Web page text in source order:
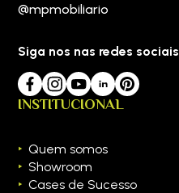
@mpmobiliario
Siga nos nas redes sociais
INSTITUCIONAL
Quem somos
Showroom
Cases de Sucesso